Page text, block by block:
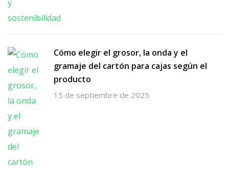
Cómo elegir el grosor, la onda y el
gramaje del cartón para cajas según el
producto
15 de septiembre de 2025